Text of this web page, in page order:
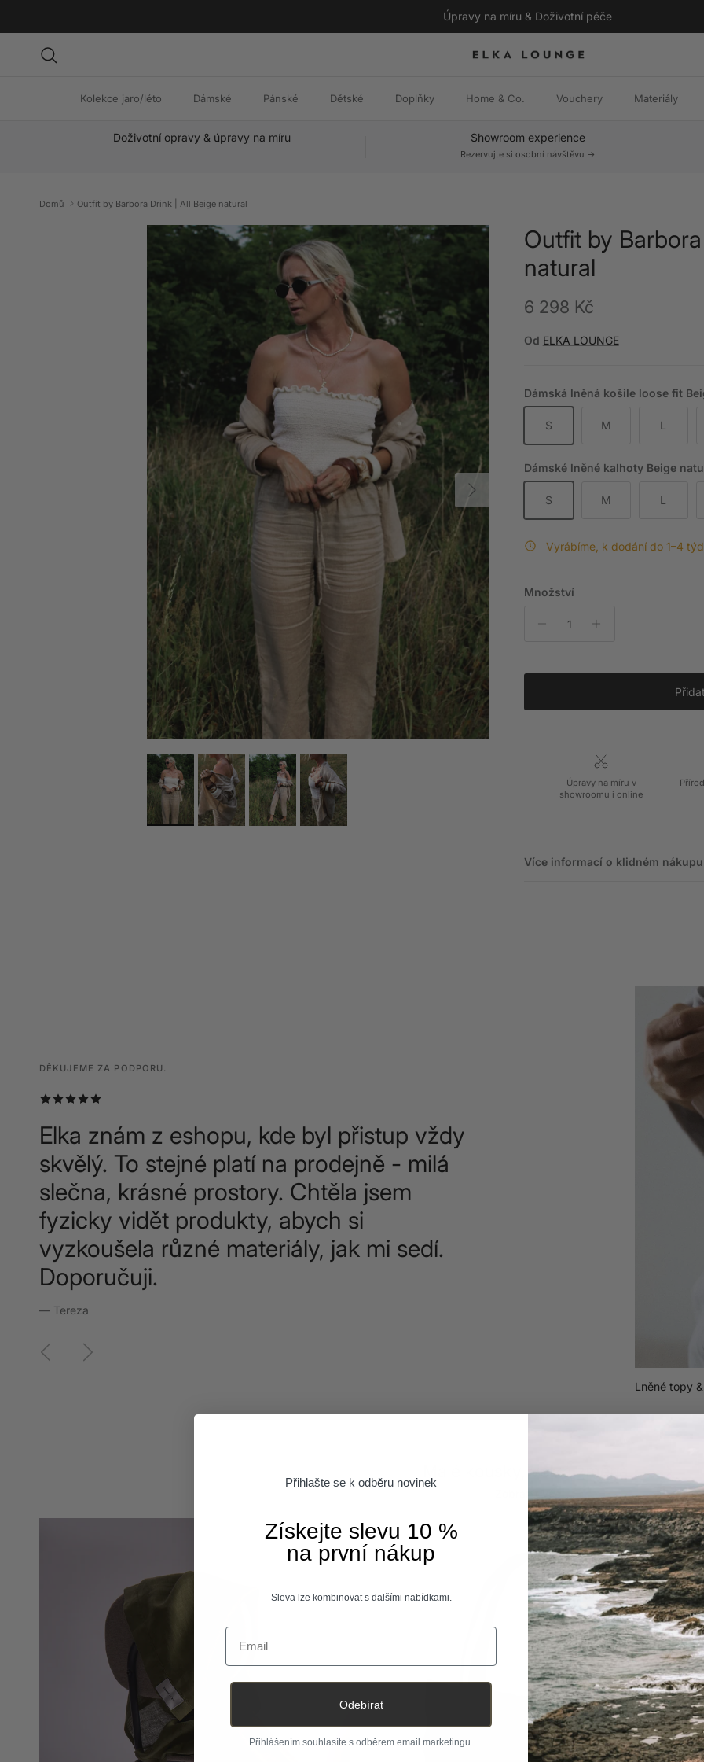
Úpravy na míru & Doživotní péče
Kolekce jaro/léto Dámské Pánské Dětské Doplňky Home & Co. Vouchery Materiály
Doživotní opravy & úpravy na míru Showroom experience
Rezervujte si osobní návštěvu ->
Domů Outfit by Barbora Drink | All Beige natural
Přeskočit na informace o produktu
Další
Outfit by
natural
Běžná cena
6 298 Kč
Od ELKA LOUNGE
Dámská lněná košile loose fit
S M L
Dámské lněné kalhoty Beige
S M L
Vyrábíme, k dodání do 1–4
Množství
Úpravy na míru v
showroomu i online
Více informací o klidném
DĚKUJEME ZA PODPORU.
Elka znám z eshopu, kde byl přistup vždy
skvělý. To stejné platí na prodejně - milá
slečna, krásné prostory. Chtěla jsem
fyzicky vidět produkty, abych si
vyzkoušela různé materiály, jak mi sedí.
Doporučuji.
— Tereza
Lněné topy
Vlněné
DĚKUJEME ZA PODPORU.
Flanelové
Předchozí
Malé kousky, velká změna.
Přihlašte se k odběru novinek
Získejte slevu 10 %
na první nákup
Sleva lze kombinovat s dalšími nabídkami.
Email
Odebírat
Přihlášením souhlasíte s odběrem email marketingu.